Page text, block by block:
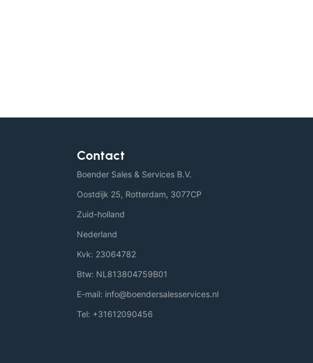
Contact
Boender Sales & Services B.V.
Oostdijk 25, Rotterdam, 3077CP
Zuid-holland
Nederland
Kvk: 23064782
Btw: NL813804759B01
E-mail: info@boendersalesservices.nl
Tel: +31612090456